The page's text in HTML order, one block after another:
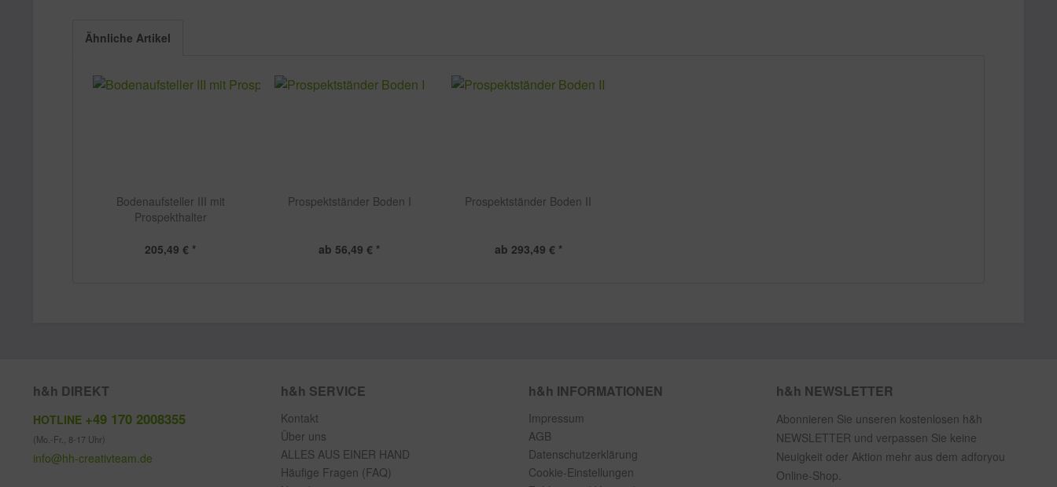
Ähnliche Artikel
Bodenaufsteller III mit
Prospekthalter
205,49 € *
Prospektständer Boden I
ab 56,49 € *
Prospektständer Boden II
ab 293,49 € *
h&h DIREKT
HOTLINE +49 170 2008355
(Mo.-Fr., 8-17 Uhr)
info@hh-creativteam.de
h&h SERVICE
Kontakt
Über uns
ALLES AUS EINER HAND
Häufige Fragen (FAQ)
h&h INFORMATIONEN
Impressum
AGB
Datenschutzerklärung
Cookie-Einstellungen
h&h NEWSLETTER
Abonnieren Sie unseren kostenlosen h&h
NEWSLETTER und verpassen Sie keine
Neuigkeit oder Aktion mehr aus dem adforyou
Online-Shop.